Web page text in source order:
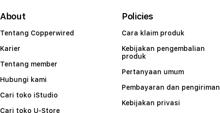
About
Tentang Copperwired
Karier
Tentang member
Hubungi kami
Cari toko iStudio
Cari toko U-Store
Policies
Cara klaim produk
Kebijakan pengembalian
produk
Pertanyaan umum
Pembayaran dan pengiriman
Kebijakan privasi